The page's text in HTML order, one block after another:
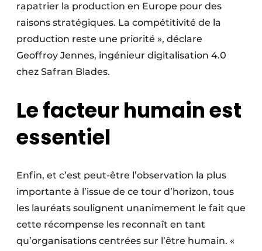
rapatrier la production en Europe pour des
raisons stratégiques. La compétitivité de la
production reste une priorité », déclare
Geoffroy Jennes, ingénieur digitalisation 4.0
chez Safran Blades.
Le facteur humain est
essentiel
Enfin, et c’est peut-être l’observation la plus
importante à l’issue de ce tour d’horizon, tous
les lauréats soulignent unanimement le fait que
cette récompense les reconnaît en tant
qu’organisations centrées sur l’être humain. «